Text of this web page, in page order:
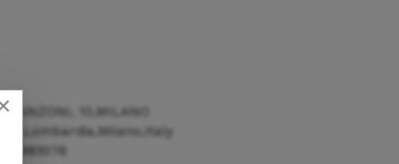
RANZONI, 10,MILANO
43983076